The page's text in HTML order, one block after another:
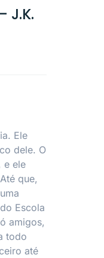
J.K.
Ele
dele. O
e ele
que,
Escola
amigos,
todo
até